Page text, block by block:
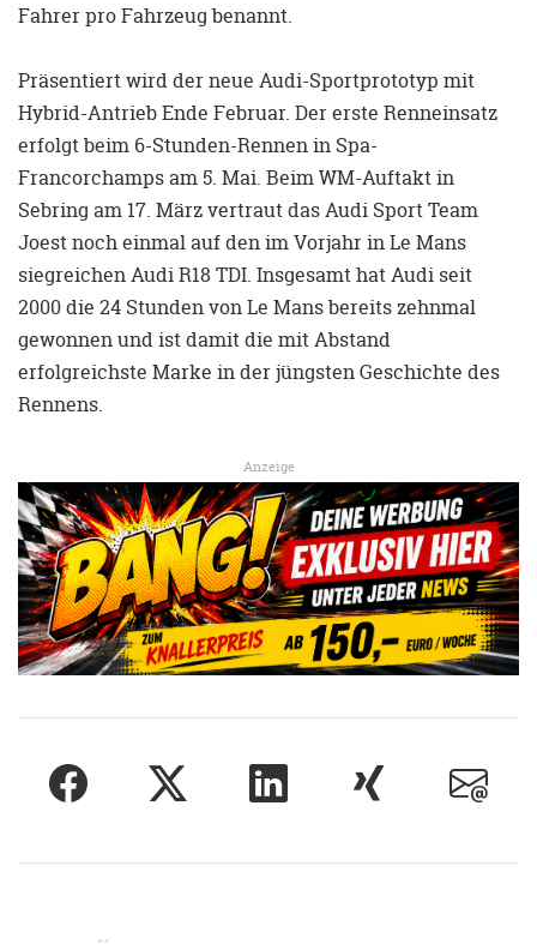
Fahrer pro Fahrzeug benannt.
Präsentiert wird der neue Audi-Sportprototyp mit
Hybrid-Antrieb Ende Februar. Der erste Renneinsatz
erfolgt beim 6-Stunden-Rennen in Spa-
Francorchamps am 5. Mai. Beim WM-Auftakt in
Sebring am 17. März vertraut das Audi Sport Team
Joest noch einmal auf den im Vorjahr in Le Mans
siegreichen Audi R18 TDI. Insgesamt hat Audi seit
2000 die 24 Stunden von Le Mans bereits zehnmal
gewonnen und ist damit die mit Abstand
erfolgreichste Marke in der jüngsten Geschichte des
Rennens.
Anzeige